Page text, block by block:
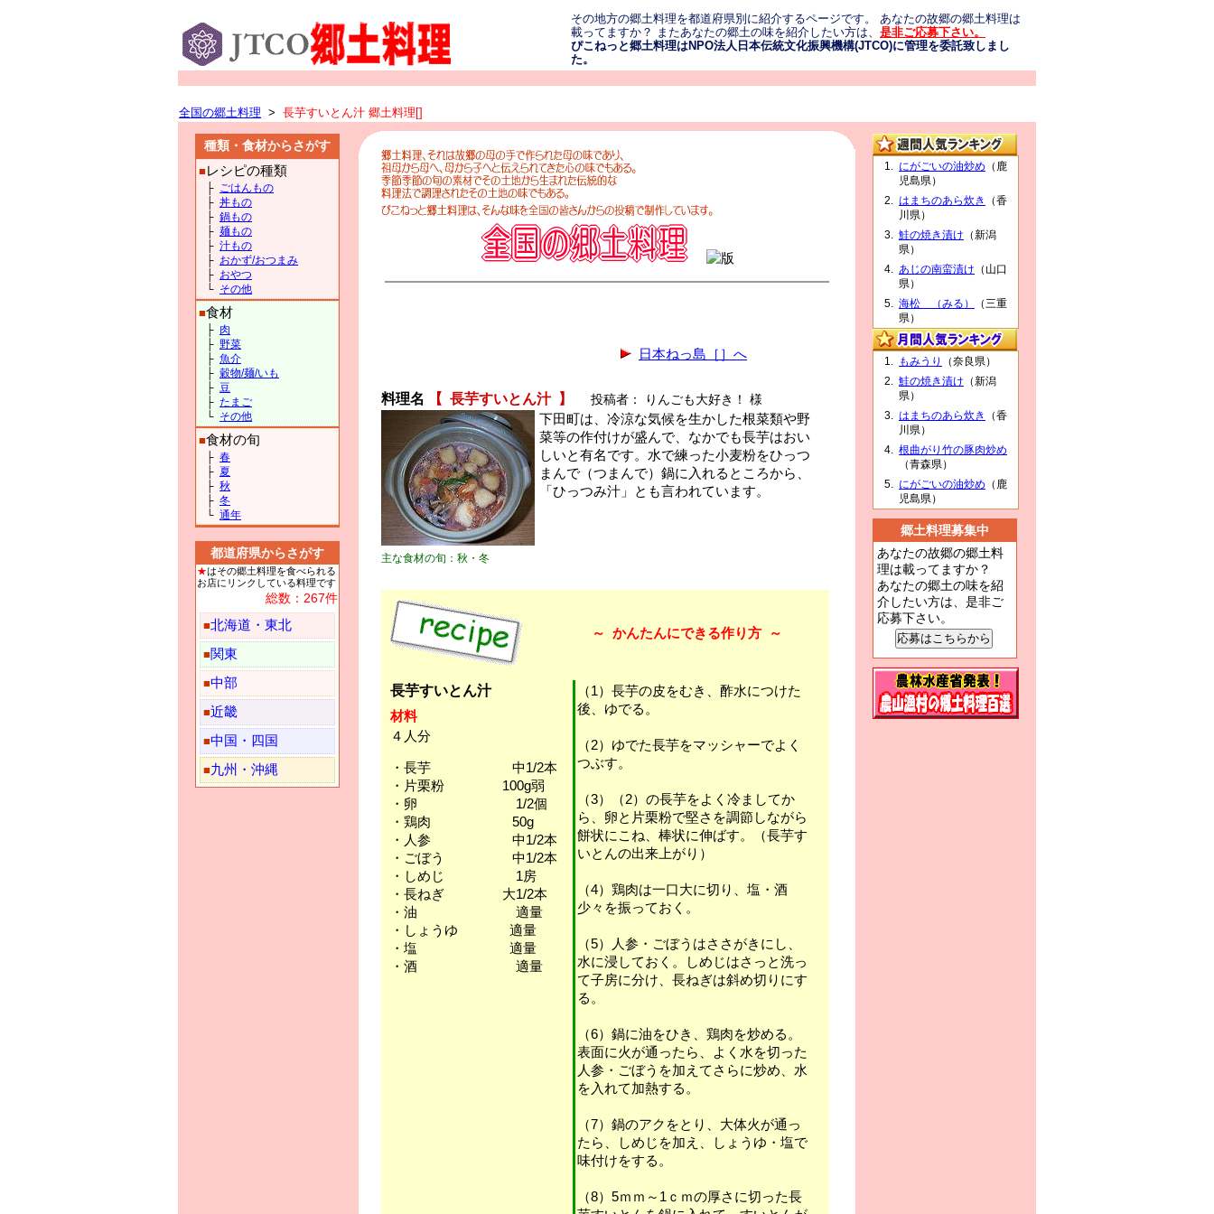
その地方の郷土料理を都道府県別に紹介するページです。 あなたの故郷の郷土料理は
載ってますか？ またあなたの郷土の味を紹介したい方は、 是非ご応募下さい。
ぴこねっと郷土料理はNPO法人日本伝統文化振興機構(JTCO)に管理を委託致しまし
た。
全国の郷土料理 > 長芋すいとん汁 郷土料理[]
種類・食材からさがす
■ レシピの種類
├ ごはんもの
├ 丼もの
├ 鍋もの
├ 麺もの
├ 汁もの
├ おかず/おつまみ
├ おやつ
└ その他
■食材
├ 肉
├ 野菜
├ 魚介
├ 穀物/麺/いも
├ 豆
├ たまご
└ その他
■食材の旬
├ 春
├ 夏
├ 秋
├ 冬
└ 通年
都道府県からさがす
★はその郷土料理を食べられる
お店にリンクしている料理です
総数：267件
■北海道・東北
■関東
■中部
■近畿
■中国・四国
■九州・沖縄
日本ねっ島［］へ
料理名 【 長芋すいとん汁 】
投稿者： りんごも大好き！ 様
下田町は、冷涼な気候を生かした根菜類や野
菜等の作付けが盛んで、なかでも長芋はおい
しいと有名です。水で練った小麦粉をひっつ
まんで（つまんで）鍋に入れるところから、
「ひっつみ汁」とも言われています。
主な食材の旬：秋・冬
～ かんたんにできる作り方 ～
長芋すいとん汁
材料
４人分
・長芋 中1/2本
・片栗粉 100g弱
・卵 1/2個
・鶏肉 50g
・人参 中1/2本
・ごぼう 中1/2本
・しめじ 1房
・長ねぎ 大1/2本
・油 適量
・しょうゆ 適量
・塩 適量
・酒 適量
（1）長芋の皮をむき、酢水につけた
後、ゆでる。
（2）ゆでた長芋をマッシャーでよく
つぶす。
（3）（2）の長芋をよく冷ましてか
ら、卵と片栗粉で堅さを調節しながら
餅状にこね、棒状に伸ばす。（長芋す
いとんの出来上がり）
（4）鶏肉は一口大に切り、塩・酒
少々を振っておく。
（5）人参・ごぼうはささがきにし、
水に浸しておく。しめじはさっと洗っ
て子房に分け、長ねぎは斜め切りにす
る。
（6）鍋に油をひき、鶏肉を炒める。
表面に火が通ったら、よく水を切った
人参・ごぼうを加えてさらに炒め、水
を入れて加熱する。
（7）鍋のアクをとり、大体火が通っ
たら、しめじを加え、しょうゆ・塩で
味付けをする。
（8）5ｍｍ～1ｃｍの厚さに切った長
にがごいの油炒め （鹿
児島県）
はまちのあら炊き
（香
川県）
鮭の焼き漬け （新潟
県）
あじの南蛮漬け （山口
県）
海松 （みる）
（三重
県）
もみうり
（奈良県）
鮭の焼き漬け （新潟
県）
はまちのあら炊き
（香
川県）
根曲がり竹の豚肉炒め
（青森県）
にがごいの油炒め （鹿
児島県）
郷土料理募集中
あなたの故郷の郷土料
理は載ってますか？
あなたの郷土の味を紹
介したい方は、是非ご
応募下さい。